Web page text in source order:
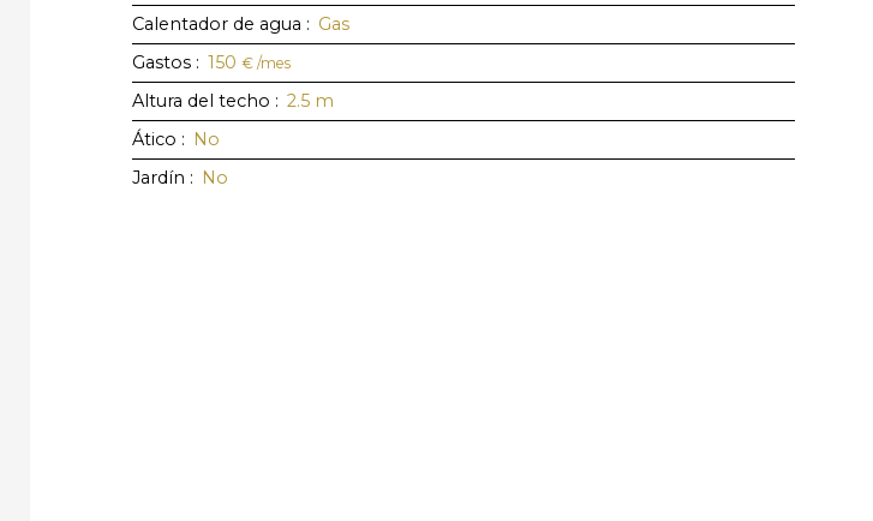
Calentador de agua : Gas
Gastos : 150 € /mes
Altura del techo : 2.5 m
Ático : No
Jardín : No